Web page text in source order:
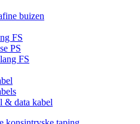
buizen
FS
PS
FS
& data kabel